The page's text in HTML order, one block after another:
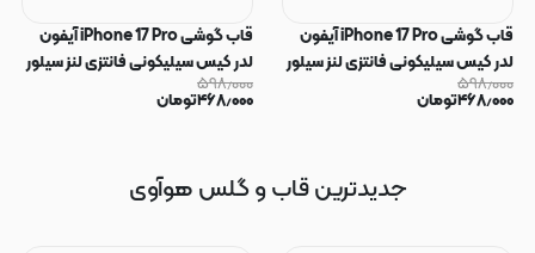
قاب گوشی iPhone 17 Pro آیفون
لدر کیس سیلیکونی فانتزی لنز سیلور
طرح گل لیلیوم صورتی کد 169257
۵۹۸٫۰۰۰
۴۶۸٫۰۰۰تومان
قاب گوشی iPhone 17 Pro آیفون
لدر کیس سیلیکونی فانتزی لنز سیلور
طرح گل لیلیوم آبی کد 169256
۵۹۸٫۰۰۰
۴۶۸٫۰۰۰تومان
جدیدترین قاب و گلس هوآوی